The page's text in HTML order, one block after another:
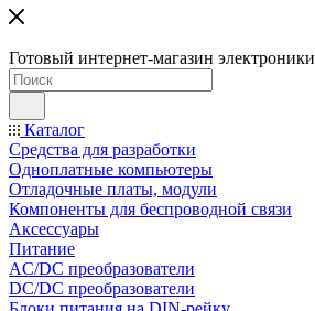
Готовый интернет-магазин электроники
Каталог
Средства для разработки
Одноплатные компьютеры
Отладочные платы, модули
Компоненты для беспроводной связи
Аксессуары
Питание
AC/DC преобразователи
DC/DC преобразователи